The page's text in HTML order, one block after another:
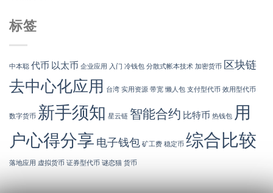
标签
中本聪 代币 以太币 企业应用 入门 冷钱包 分散式帐本技术 加密货币 区块链
去中心化应用 台湾 实用资源 带宽 懒人包 支付型代币 效用型代币
数字货币 新手须知 星云链 智能合约 比特币 热钱包 用
户心得分享 电子钱包 矿工费 稳定币 综合比较
落地应用 虚拟货币 证券型代币 谜恋猫 货币